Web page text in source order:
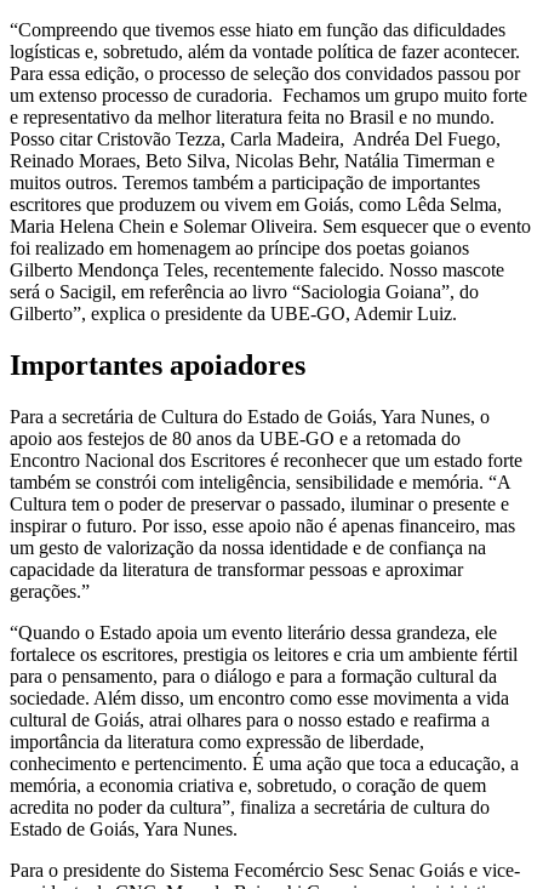
“Compreendo que tivemos esse hiato em função das dificuldades
logísticas e, sobretudo, além da vontade política de fazer acontecer.
Para essa edição, o processo de seleção dos convidados passou por
um extenso processo de curadoria. Fechamos um grupo muito forte
e representativo da melhor literatura feita no Brasil e no mundo.
Posso citar Cristovão Tezza, Carla Madeira, Andréa Del Fuego,
Reinado Moraes, Beto Silva, Nicolas Behr, Natália Timerman e
muitos outros. Teremos também a participação de importantes
escritores que produzem ou vivem em Goiás, como Lêda Selma,
Maria Helena Chein e Solemar Oliveira. Sem esquecer que o evento
foi realizado em homenagem ao príncipe dos poetas goianos
Gilberto Mendonça Teles, recentemente falecido. Nosso mascote
será o Sacigil, em referência ao livro “Saciologia Goiana”, do
Gilberto”, explica o presidente da UBE-GO, Ademir Luiz.
Importantes apoiadores
Para a secretária de Cultura do Estado de Goiás, Yara Nunes, o
apoio aos festejos de 80 anos da UBE-GO e a retomada do
Encontro Nacional dos Escritores é reconhecer que um estado forte
também se constrói com inteligência, sensibilidade e memória. “A
Cultura tem o poder de preservar o passado, iluminar o presente e
inspirar o futuro. Por isso, esse apoio não é apenas financeiro, mas
um gesto de valorização da nossa identidade e de confiança na
capacidade da literatura de transformar pessoas e aproximar
gerações.”
“Quando o Estado apoia um evento literário dessa grandeza, ele
fortalece os escritores, prestigia os leitores e cria um ambiente fértil
para o pensamento, para o diálogo e para a formação cultural da
sociedade. Além disso, um encontro como esse movimenta a vida
cultural de Goiás, atrai olhares para o nosso estado e reafirma a
importância da literatura como expressão de liberdade,
conhecimento e pertencimento. É uma ação que toca a educação, a
memória, a economia criativa e, sobretudo, o coração de quem
acredita no poder da cultura”, finaliza a secretária de cultura do
Estado de Goiás, Yara Nunes.
Para o presidente do Sistema Fecomércio Sesc Senac Goiás e vice-